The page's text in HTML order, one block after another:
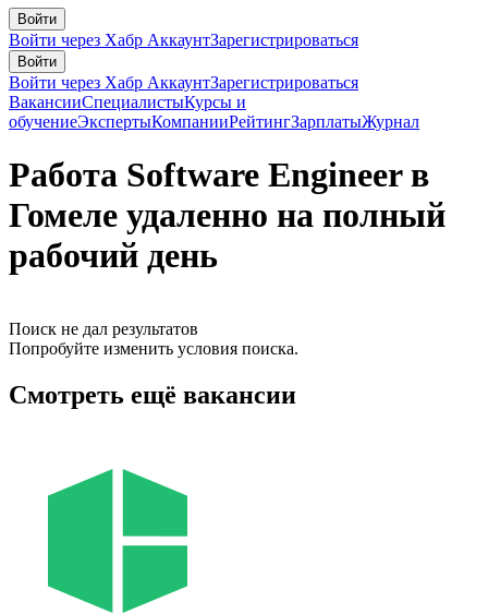
Войти
Войти через Хабр АккаунтЗарегистрироваться
Войти
Войти через Хабр АккаунтЗарегистрироваться
ВакансииСпециалистыКурсы и
обучениеЭкспертыКомпанииРейтингЗарплатыЖурнал
Работа Software Engineer в
Гомеле удаленно на полный
рабочий день
Поиск не дал результатов
Попробуйте изменить условия поиска.
Смотреть ещё вакансии